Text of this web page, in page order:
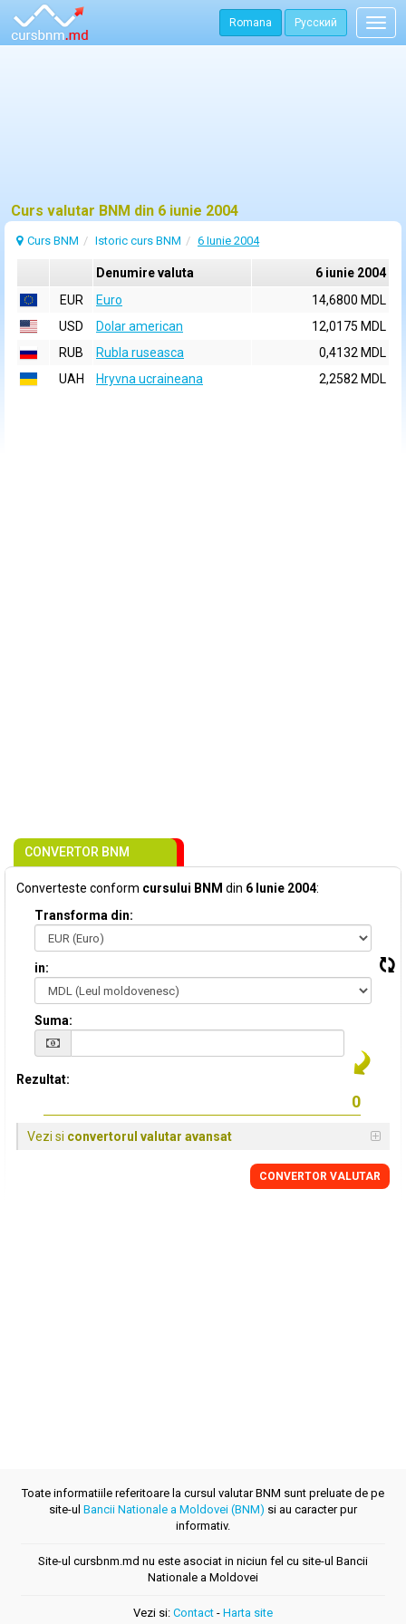
Romana Русский
Curs valutar BNM din 6 iunie 2004
Curs BNM Istoric curs BNM 6 Iunie 2004
Denumire valuta
6 iunie 2004
EUR
Euro
14,6800 MDL
USD
Dolar american
12,0175 MDL
RUB
Rubla ruseasca
0,4132 MDL
UAH
Hryvna ucraineana 2,2582 MDL
CONVERTOR BNM
Converteste conform cursului BNM din 6 Iunie 2004:
Transforma din:
in:
Suma:
Rezultat:
Vezi si convertorul valutar avansat
CONVERTOR VALUTAR
Toate informatiile referitoare la cursul valutar BNM sunt preluate de pe
site-ul Bancii Nationale a Moldovei (BNM) si au caracter pur
informativ.
Site-ul cursbnm.md nu este asociat in niciun fel cu site-ul Bancii
Nationale a Moldovei
Vezi si: Contact - Harta site